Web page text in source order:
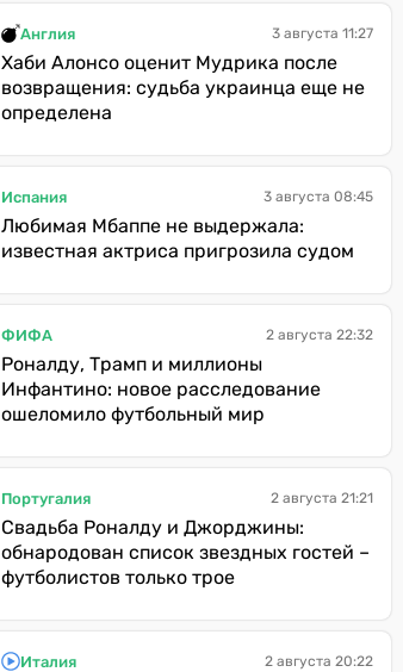
Англия 3 августа 11:27
Хаби Алонсо оценит Мудрика после
возвращения: судьба украинца еще не
определена
Испания 3 августа 08:45
Любимая Мбаппе не выдержала:
известная актриса пригрозила судом
ФИФА 2 августа 22:32
Роналду, Трамп и миллионы
Инфантино: новое расследование
ошеломило футбольный мир
Португалия 2 августа 21:21
Свадьба Роналду и Джорджины:
обнародован список звездных гостей –
футболистов только трое
Италия 2 августа 20:22